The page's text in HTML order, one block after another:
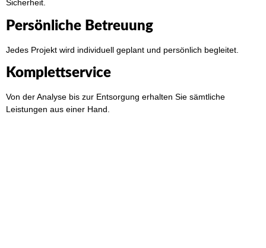
Sicherheit.
Persönliche Betreuung
Jedes Projekt wird individuell geplant und persönlich begleitet.
Komplettservice
Von der Analyse bis zur Entsorgung erhalten Sie sämtliche
Leistungen aus einer Hand.